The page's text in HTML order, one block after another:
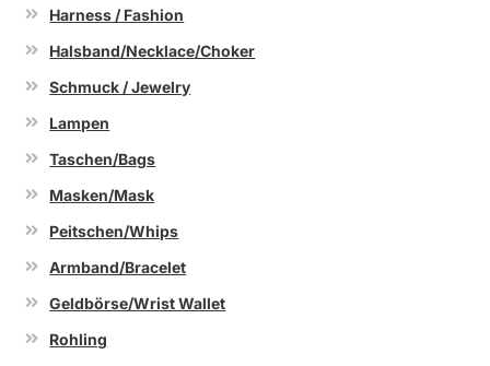
Harness / Fashion
Halsband/Necklace/Choker
Schmuck / Jewelry
Lampen
Taschen/Bags
Masken/Mask
Peitschen/Whips
Armband/Bracelet
Geldbörse/Wrist Wallet
Rohling